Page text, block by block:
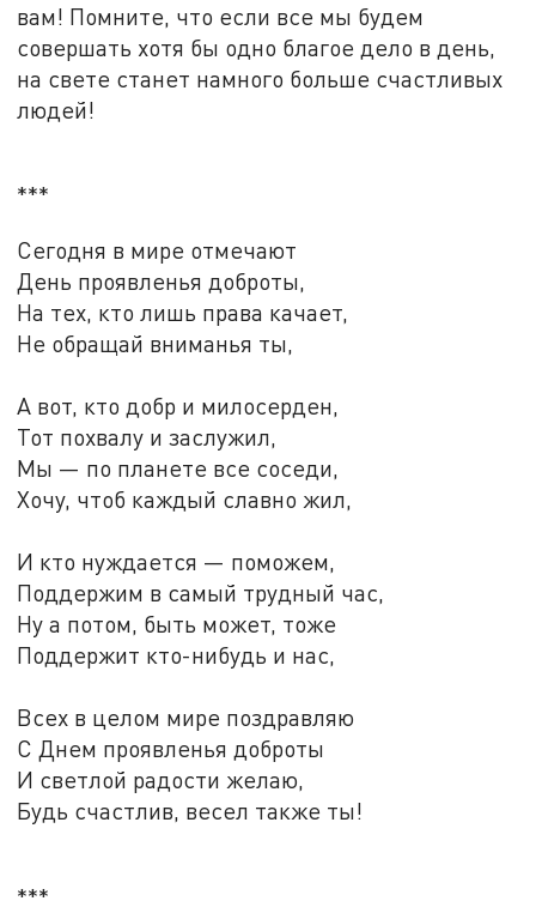
вам! Помните, что если все мы будем
совершать хотя бы одно благое дело в день,
на свете станет намного больше счастливых
людей!
***
Сегодня в мире отмечают
День проявленья доброты,
На тех, кто лишь права качает,
Не обращай вниманья ты,
А вот, кто добр и милосерден,
Тот похвалу и заслужил,
Мы — по планете все соседи,
Хочу, чтоб каждый славно жил,
И кто нуждается — поможем,
Поддержим в самый трудный час,
Ну а потом, быть может, тоже
Поддержит кто-нибудь и нас,
Всех в целом мире поздравляю
С Днем проявленья доброты
И светлой радости желаю,
Будь счастлив, весел также ты!